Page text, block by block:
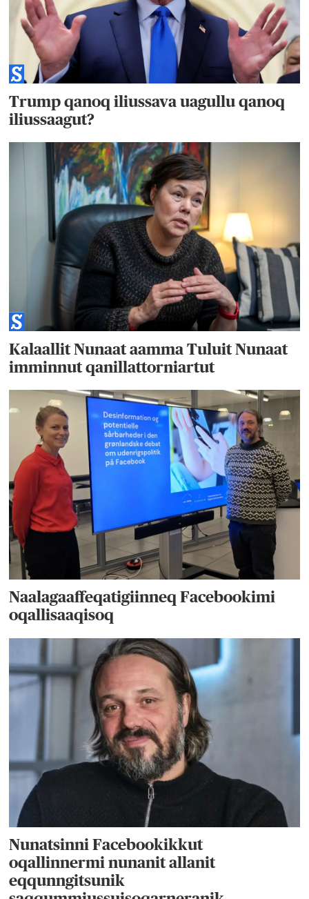
Trump qanoq iliussava uagullu qanoq
iliussaagut?
Kalaallit Nunaat aamma Tuluit Nunaat
imminnut qanillattorniartut
Naalagaaffeqatigiinneq Facebookimi
oqallisaaqisoq
Nunatsinni Facebookikkut
oqallinnermi nunanit allanit
eqqunngitsunik